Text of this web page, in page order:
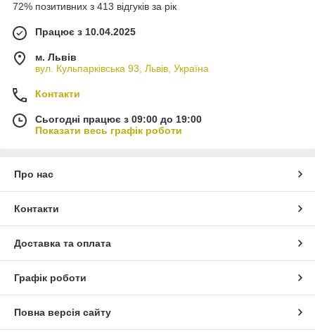
72% позитивних з 413 відгуків за рік
Працює з 10.04.2025
м. Львів
вул. Кульпарківська 93, Львів, Україна
Контакти
Сьогодні працює з 09:00 до 19:00
Показати весь графік роботи
Про нас
Контакти
Доставка та оплата
Графік роботи
Повна версія сайту